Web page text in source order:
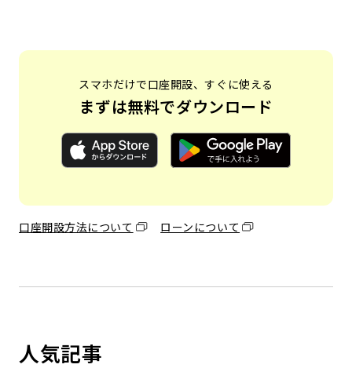
スマホだけで口座開設、すぐに使える
まずは無料でダウンロード
口座開設方法について ローンについて
人気記事